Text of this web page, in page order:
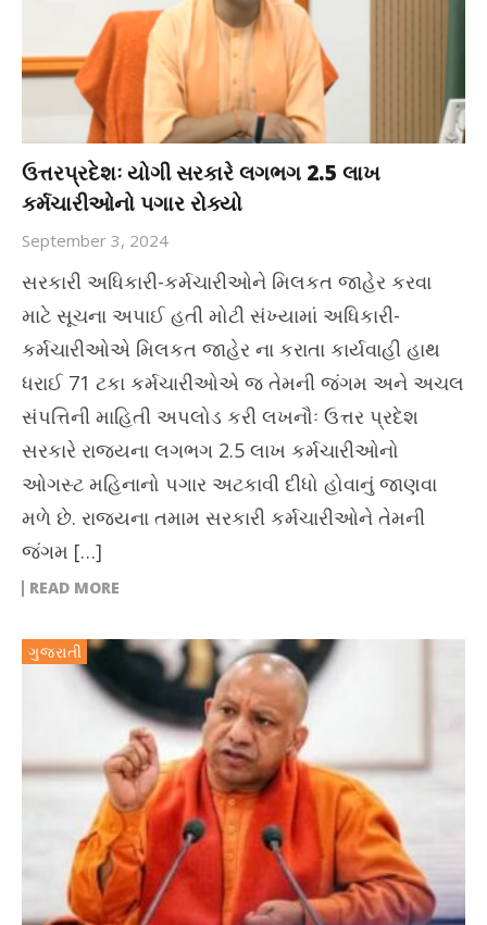
ઉત્તરપ્રદેશઃ યોગી સરકારે લગભગ 2.5 લાખ
કર્મચારીઓનો પગાર રોક્યો
September 3, 2024
સરકારી અધિકારી-કર્મચારીઓને મિલકત જાહેર કરવા
માટે સૂચના અપાઈ હતી મોટી સંખ્યામાં અધિકારી-
કર્મચારીઓએ મિલકત જાહેર ના કરાતા કાર્યવાહી હાથ
ધરાઈ 71 ટકા કર્મચારીઓએ જ તેમની જંગમ અને અચલ
સંપત્તિની માહિતી અપલોડ કરી લખનૌઃ ઉત્તર પ્રદેશ
સરકારે રાજ્યના લગભગ 2.5 લાખ કર્મચારીઓનો
ઓગસ્ટ મહિનાનો પગાર અટકાવી દીધો હોવાનું જાણવા
મળે છે. રાજ્યના તમામ સરકારી કર્મચારીઓને તેમની
જંગમ […]
READ MORE
ગુજરાતી